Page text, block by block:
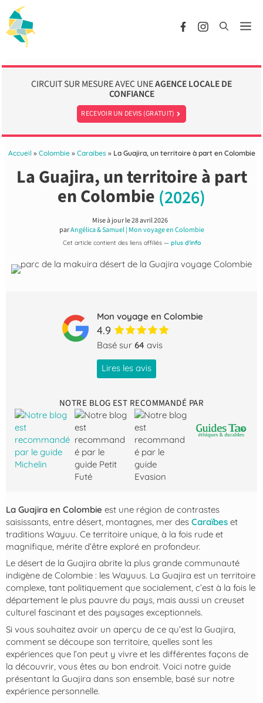
au
contenu
CIRCUIT SUR MESURE AVEC UNEAGENCE LOCALE DE
CONFIANCE
RECEVOIR UN DEVIS (GRATUIT)
Accueil » Colombie» Caraibes» La Guajira, un territoire à part en Colombie
La Guajira, un territoire à part
en Colombie (2026)
Mise à jour le28 avril 2026
parAngélica & Samuel | Mon voyage en Colombie
Cet article contient des liens affiliés — plus d'info
Mon voyage en Colombie
4.9
Basé sur 64 avis
Lires les avis
NOTRE BLOG EST RECOMMANDÉ PAR
La Guajira en Colombie est une région de contrastes
saisissants, entre désert, montagnes, mer des Caraïbes et
traditions Wayuu. Ce territoire unique, à la fois rude et
magnifique, mérite d’être exploré en profondeur.
Le désert de la Guajira abrite la plus grande communauté
indigène de Colombie : les Wayuus. La Guajira est un territoire
complexe, tant politiquement que socialement, c’est à la fois le
département le plus pauvre du pays, mais aussi un creuset
culturel fascinant et des paysages exceptionnels.
Si vous souhaitez avoir un aperçu de ce qu’est la Guajira,
comment se découpe son territoire, quelles sont les
expériences que l’on peut y vivre et les différentes façons de
la découvrir, vous êtes au bon endroit. Voici notre guide
présentant la Guajira dans son ensemble, basé sur notre
expérience personnelle.